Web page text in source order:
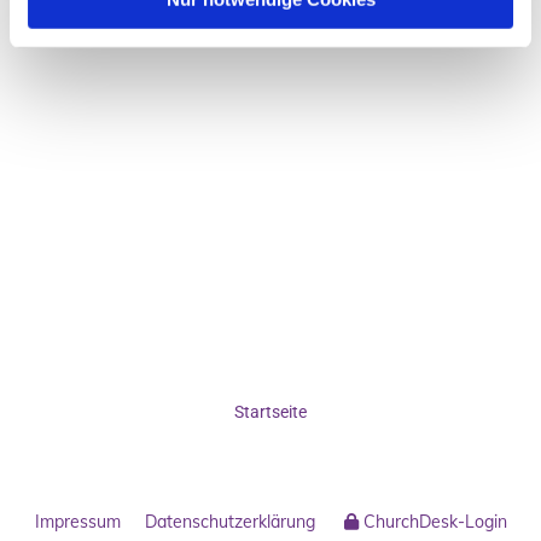
Startseite
Impressum Datenschutzerklärung ChurchDesk-Login